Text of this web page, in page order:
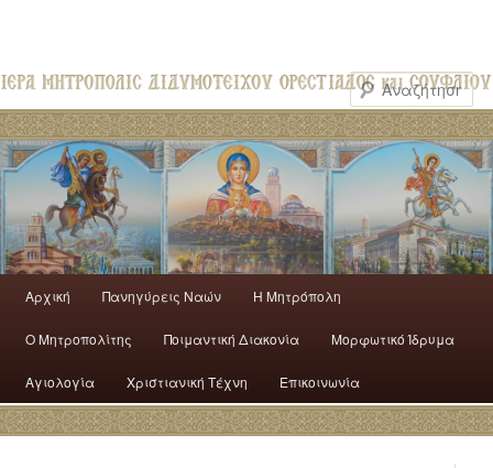
Αρχική Πανηγύρεις Ναών H Mητρόπολη
Ο Mητροπολίτης Ποιμαντική Διακονία Μορφωτικό Ίδρυμα
Αγιολογία Χριστιανική Τέχνη Επικοινωνία